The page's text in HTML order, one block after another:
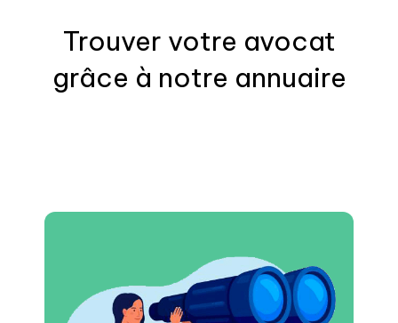
Trouver votre avocat
grâce à notre annuaire